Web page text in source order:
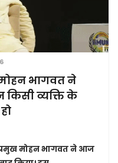
भागवत ने
व्यक्ति के
मोहन भागवत ने आज